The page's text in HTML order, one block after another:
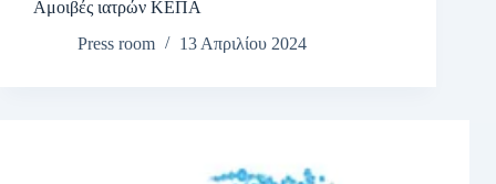
Αμοιβές ιατρών ΚΕΠΑ
Press room
13 Απριλίου 2024